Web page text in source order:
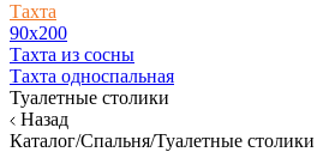
Тахта
90х200
Тахта из сосны
Тахта односпальная
Туалетные столики
Назад
Каталог/Спальня/Туалетные столики